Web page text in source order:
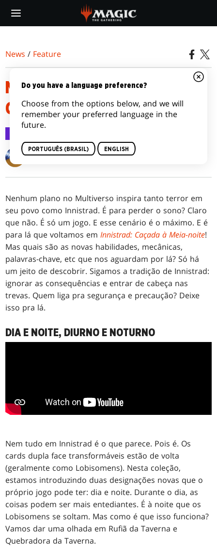
main
News / Feature
MECÂNICAS DE INNISTRAD:
CAÇADA À MEIA-NOITE
Matt Tabak
Nenhum plano no Multiverso inspira tanto terror em
seu povo como Innistrad. É para perder o sono? Claro
que não. É só um jogo. E esse cenário é o máximo. E é
para lá que voltamos emInnistrad: Caçada à Meia-noite!
Mas quais são as novas habilidades, mecânicas,
palavras-chave, etc que nos aguardam por lá? Só há
um jeito de descobrir. Sigamos a tradição de Innistrad:
ignorar as consequências e entrar de cabeça nas
trevas. Quem liga pra segurança e precaução? Deixe
isso pra lá.
DIA E NOITE, DIURNO E NOTURNO
Nem tudo em Innistrad é o que parece. Pois é. Os
cards dupla face transformáveis estão de volta
(geralmente como Lobisomens). Nesta coleção,
estamos introduzindo duas designações novas que o
próprio jogo pode ter: dia e noite. Durante o dia, as
coisas podem ser mais entediantes. É à noite que os
Lobisomens se soltam. Mas como é que isso funciona?
Vamos dar uma olhada em Rufiã da Taverna e
Quebradora da Taverna.
Do you have a language preference?
Choose from the options below, and we will
remember your preferred language in the
future.
PORTUGUÊS (BRASIL) ENGLISH